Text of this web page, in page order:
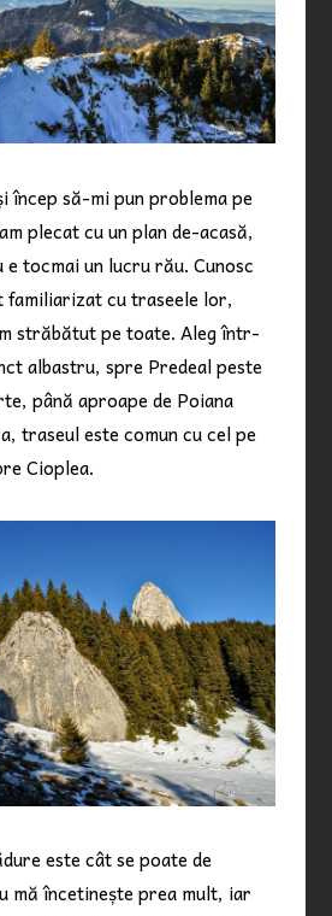
încep să-mi pun problema pe
plecat cu un plan de-acasă,
e tocmai un lucru rău. Cunosc
familiarizat cu traseele lor,
străbătut pe toate. Aleg într-
albastru, spre Predeal peste
până aproape de Poiana
traseul este comun cu cel pe
Cioplea.
este cât se poate de
mă încetinește prea mult, iar